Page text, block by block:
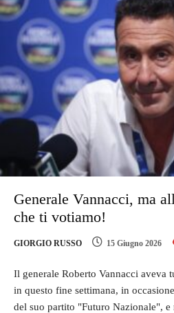
Generale Vannacci, ma
che ti votiamo!
GIORGIO RUSSO 15 Giugno 2026
Il generale Roberto Vannacci aveva
in questo fine settimana, in
del suo partito "Futuro Nazionale", e